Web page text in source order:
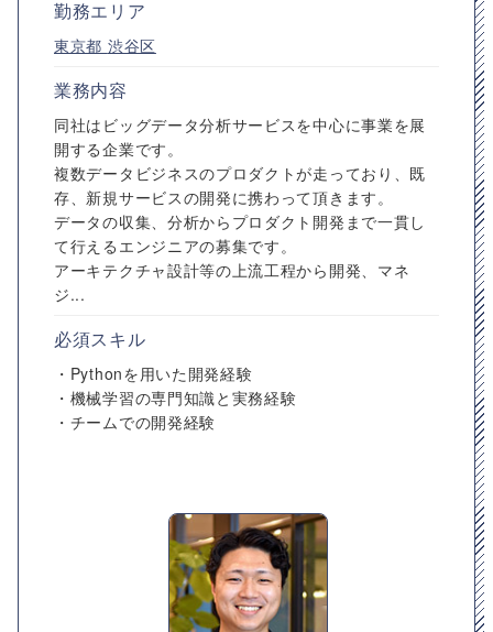
勤務エリア
東京都 渋谷区
業務内容
同社はビッグデータ分析サービスを中心に事業を展
開する企業です。
複数データビジネスのプロダクトが走っており、既
存、新規サービスの開発に携わって頂きます。
データの収集、分析からプロダクト開発まで一貫し
て行えるエンジニアの募集です。
アーキテクチャ設計等の上流工程から開発、マネ
ジ...
必須スキル
・Pythonを用いた開発経験
・機械学習の専門知識と実務経験
・チームでの開発経験